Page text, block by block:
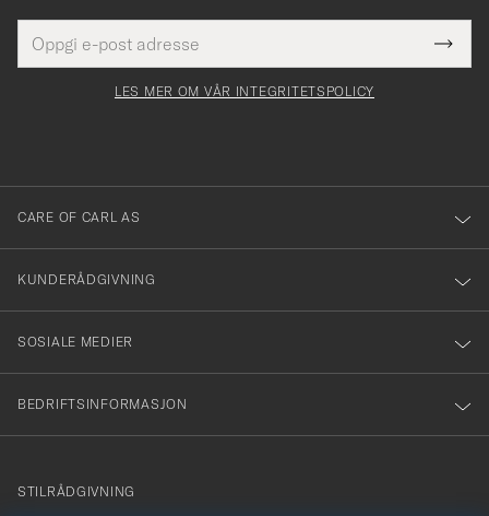
postadresse
felt
Tack
för
dig
till
vårt
nyhetsbrev!
LES MER OM VÅR INTEGRITETSPOLICY
CARE OF CARL AS
KUNDERÅDGIVNING
SOSIALE MEDIER
BEDRIFTSINFORMASJON
info@careofcarl.no
STILRÅDGIVNING